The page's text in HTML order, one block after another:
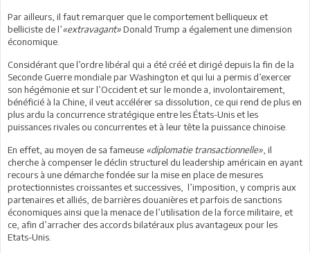
Par ailleurs, il faut remarquer que le comportement belliqueux et
belliciste de l’«extravagant»Donald Trump a également une dimension
économique.
Considérant que l’ordre libéral qui a été créé et dirigé depuis la fin de la
Seconde Guerre mondiale par Washington et qui lui a permis d’exercer
son hégémonie et sur l’Occident et sur le monde a, involontairement,
bénéficié à la Chine, il veut accélérer sa dissolution, ce qui rend de plus en
plus ardu la concurrence stratégique entre les États-Unis et les
puissances rivales ou concurrentes et à leur tête la puissance chinoise.
En effet, au moyen de sa fameuse «diplomatie transactionnelle» , il
cherche à compenser le déclin structurel du leadership américain en ayant
recours à une démarche fondée sur la mise en place de mesures
protectionnistes croissantes et successives, l’imposition, y compris aux
partenaires et alliés, de barrières douanières et parfois de sanctions
économiques ainsi que la menace de l’utilisation de la force militaire, et
ce, afin d’arracher des accords bilatéraux plus avantageux pour les
Etats-Unis.